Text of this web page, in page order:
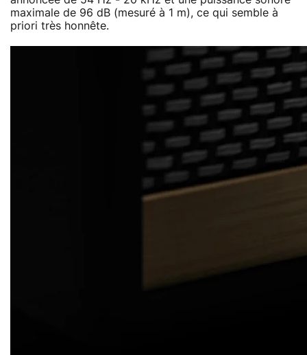
maximale de 96 dB (mesuré à 1 m), ce qui semble à
priori très honnête.